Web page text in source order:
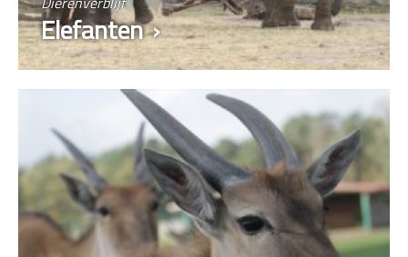
Elefanten